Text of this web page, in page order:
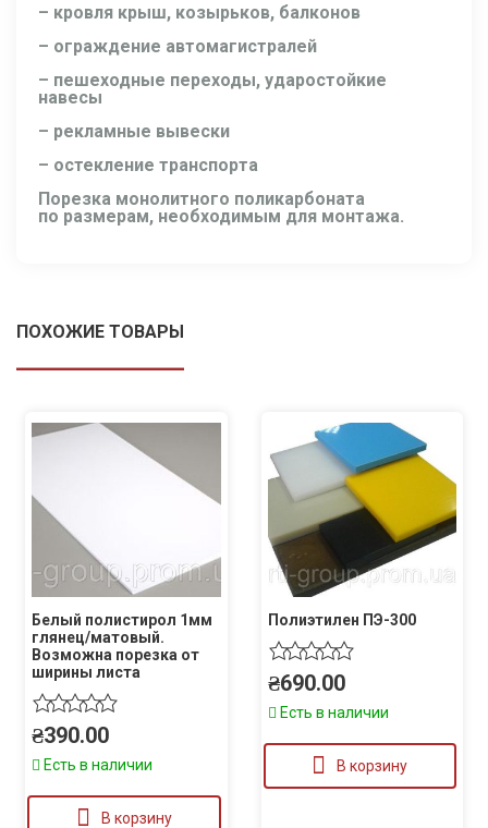
– кровля крыш, козырьков, балконов
– ограждение автомагистралей
– пешеходные переходы, ударостойкие
навесы
– рекламные вывески
– остекление транспорта
Порезка монолитного поликарбоната
по размерам, необходимым для монтажа.
ПОХОЖИЕ ТОВАРЫ
Белый полистирол 1мм
глянец/матовый.
Возможна порезка от
ширины листа
₴390.00
Есть в наличии
В корзину
Полиэтилен ПЭ-300
₴690.00
Есть в наличии
В корзину